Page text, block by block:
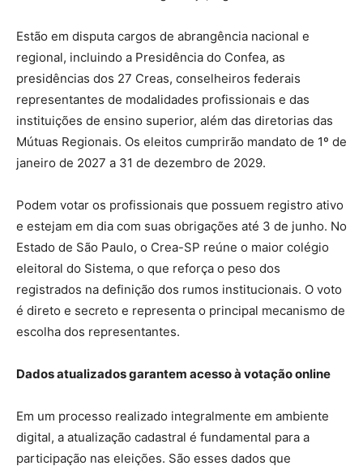
Estão em disputa cargos de abrangência nacional e
regional, incluindo a Presidência do Confea, as
presidências dos 27 Creas, conselheiros federais
representantes de modalidades profissionais e das
instituições de ensino superior, além das diretorias das
Mútuas Regionais. Os eleitos cumprirão mandato de 1º de
janeiro de 2027 a 31 de dezembro de 2029.
Podem votar os profissionais que possuem registro ativo
e estejam em dia com suas obrigações até 3 de junho. No
Estado de São Paulo, o Crea-SP reúne o maior colégio
eleitoral do Sistema, o que reforça o peso dos
registrados na definição dos rumos institucionais. O voto
é direto e secreto e representa o principal mecanismo de
escolha dos representantes.
Dados atualizados garantem acesso à votação online
Em um processo realizado integralmente em ambiente
digital, a atualização cadastral é fundamental para a
participação nas eleições. São esses dados que